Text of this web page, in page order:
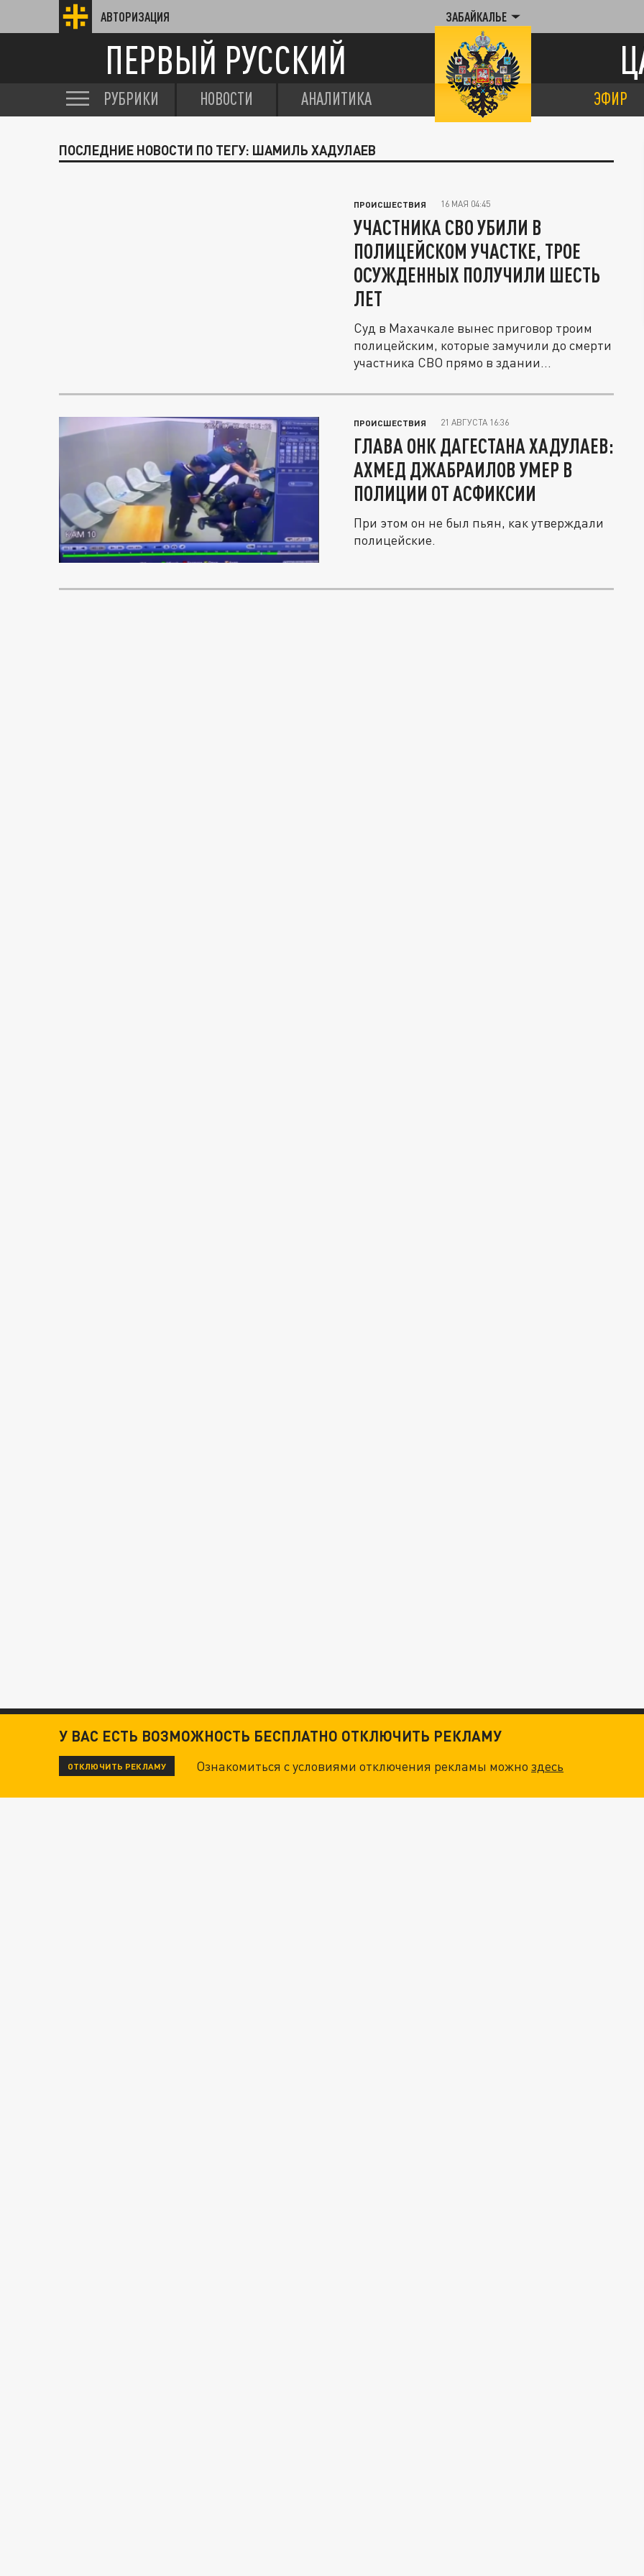
АВТОРИЗАЦИЯ ЗАБАЙКАЛЬЕ
ПЕРВЫЙ РУССКИЙ
РУБРИКИ НОВОСТИ АНАЛИТИКА ЭФИР
ПОСЛЕДНИЕ НОВОСТИ ПО ТЕГУ: ШАМИЛЬ ХАДУЛАЕВ
ПРОИСШЕСТВИЯ 16 МАЯ 04:45
УЧАСТНИКА СВО УБИЛИ В
ПОЛИЦЕЙСКОМ УЧАСТКЕ, ТРОЕ
ОСУЖДЕННЫХ ПОЛУЧИЛИ ШЕСТЬ
ЛЕТ
Суд в Махачкале вынес приговор троим
полицейским, которые замучили до смерти
участника СВО прямо в здании...
ПРОИСШЕСТВИЯ 21 АВГУСТА 16:36
ГЛАВА ОНК ДАГЕСТАНА ХАДУЛАЕВ:
АХМЕД ДЖАБРАИЛОВ УМЕР В
ПОЛИЦИИ ОТ АСФИКСИИ
При этом он не был пьян, как утверждали
полицейские.
У ВАС ЕСТЬ ВОЗМОЖНОСТЬ БЕСПЛАТНО ОТКЛЮЧИТЬ РЕКЛАМУ
ОТКЛЮЧИТЬ РЕКЛАМУ Ознакомиться с условиями отключения рекламы можноздесь